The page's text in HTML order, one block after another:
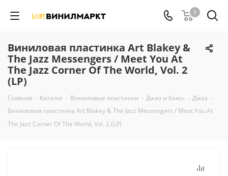
0
Виниловая пластинка Art Blakey &
The Jazz Messengers / Meet You At
The Jazz Corner Of The World, Vol. 2
(LP)
Главная - Каталог - Виниловые пластинки - Джаз и блюз. - Джаз -
Виниловая пластинка Art Blakey & The Jazz Messengers / Meet You At
The Jazz Corner Of The World, Vol. 2 (LP)